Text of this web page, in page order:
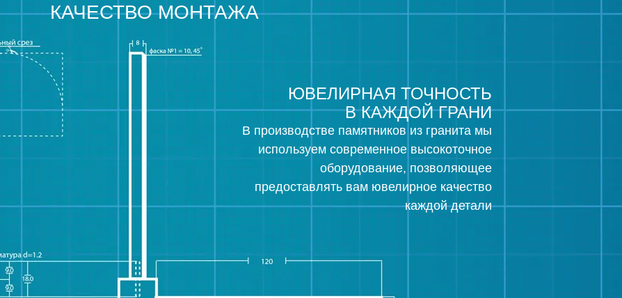
КАЧЕСТВО МОНТАЖА
ЮВЕЛИРНАЯ ТОЧНОСТЬ
В КАЖДОЙ ГРАНИ
В производстве памятников из гранита мы
используем современное высокоточное
оборудование, позволяющее
предоставлять вам ювелирное качество
каждой детали